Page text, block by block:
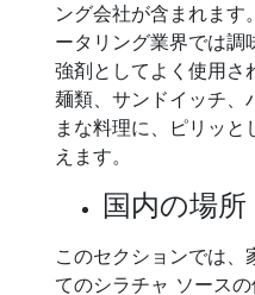
ング会社が含まれます
ータリング業界では調
強剤としてよく使用さ
麺類、サンドイッチ、
まな料理に、ピリッ
えます。
国内の場所
このセクションでは、
てのシラチャ ソース